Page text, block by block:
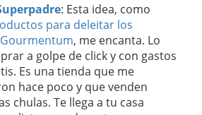
: Esta idea, como
para deleitar los
, me encanta. Lo
a golpe de click y con gastos
Es una tienda que me
hace poco y que venden
chulas. Te llega a tu casa